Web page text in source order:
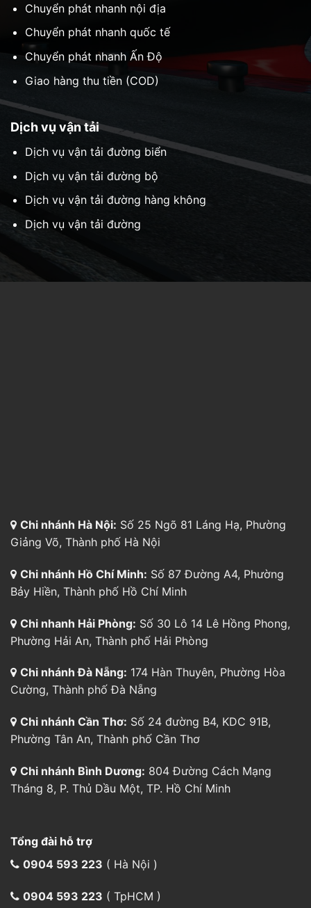
Chuyển phát nhanh nội địa
Chuyển phát nhanh quốc tế
Chuyển phát nhanh Ấn Độ
Giao hàng thu tiền (COD)
Dịch vụ vận tải
Dịch vụ vận tải đường biển
Dịch vụ vận tải đường bộ
Dịch vụ vận tải đường hàng không
Dịch vụ vận tải đường
Chi nhánh Đà Nẵng:174 Hàn Thuyên, Phường Hòa
Chi nhánh Cần Thơ:Số 24 đường B4, KDC 91B,
Chi nhánh Bình Dương:804 Đường Cách Mạng
0904 593 223( Hà Nội )
0904 593 223 ( TpHCM )
0904 593 223( Hải Phòng)
0904 593 223 ( Đà Nẵng)
0904 593 223 ( Cần Thơ)